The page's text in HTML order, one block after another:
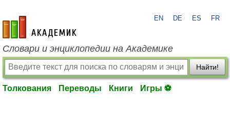
academic.ru
EN DE ES FR
Словари и энциклопедии на Академике
Найти!
Толкования Переводы Книги Игры ⚽